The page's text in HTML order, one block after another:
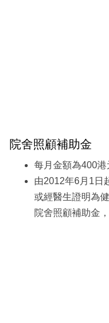
院舍照顧補助金
每月金額為400港
由2012年6月1日
或經醫生證明為
院舍照顧補助金